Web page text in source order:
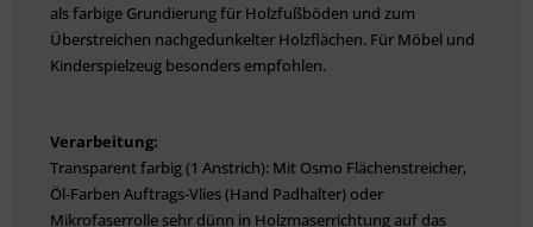
als farbige Grundierung für Holzfußböden und zum
Überstreichen nachgedunkelter Holzflächen. Für Möbel und
Kinderspielzeug besonders empfohlen.
Verarbeitung:
Transparent farbig (1 Anstrich): Mit Osmo Flächenstreicher,
Öl-Farben Auftrags-Vlies (Hand Padhalter) oder
Mikrofaserrolle sehr dünn in Holzmaserrichtung auf das